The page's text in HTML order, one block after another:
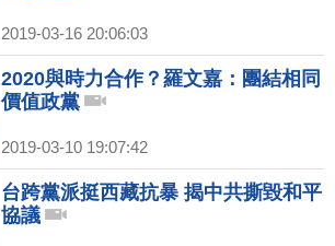
2019-03-16 20:06:03
2020與時力合作？羅文嘉：團結相同
價值政黨
2019-03-10 19:07:42
台跨黨派挺西藏抗暴 揭中共撕毀和平
協議